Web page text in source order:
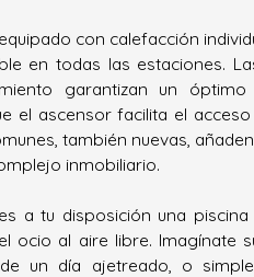
con calefacción
en todas las estaciones.
garantizan un
el ascensor facilita el
también nuevas,
inmobiliario.
a tu disposición una
ocio al aire libre. Imagínate
un día ajetreado, o